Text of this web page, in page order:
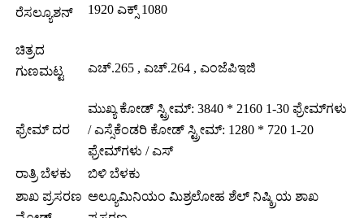
ರೆಸಲ್ಯೂಶನ್
1920 ಎಕ್ಸ್ 1080
ಚಿತ್ರದ
ಗುಣಮಟ್ಟ
ಎಚ್.265 , ಎಚ್.264 , ಎಂಜೆಪಿಇಜಿ
ಫ್ರೇಮ್ ದರ
ಮುಖ್ಯ ಕೋಡ್ ಸ್ಟ್ರೀಮ್: 3840 * 2160 1-30 ಫ್ರೇಮ್‌ಗಳು
/ ಎಸ್ಸೆಕೆಂಡರಿ ಕೋಡ್ ಸ್ಟ್ರೀಮ್: 1280 * 720 1-20
ಫ್ರೇಮ್‌ಗಳು / ಎಸ್
ರಾತ್ರಿ ಬೆಳಕು
ಬಿಳಿ ಬೆಳಕು
ಶಾಖ ಪ್ರಸರಣ ಅಲ್ಯೂಮಿನಿಯಂ ಮಿಶ್ರಲೋಹ ಶೆಲ್ ನಿಷ್ಕ್ರಿಯ ಶಾಖ